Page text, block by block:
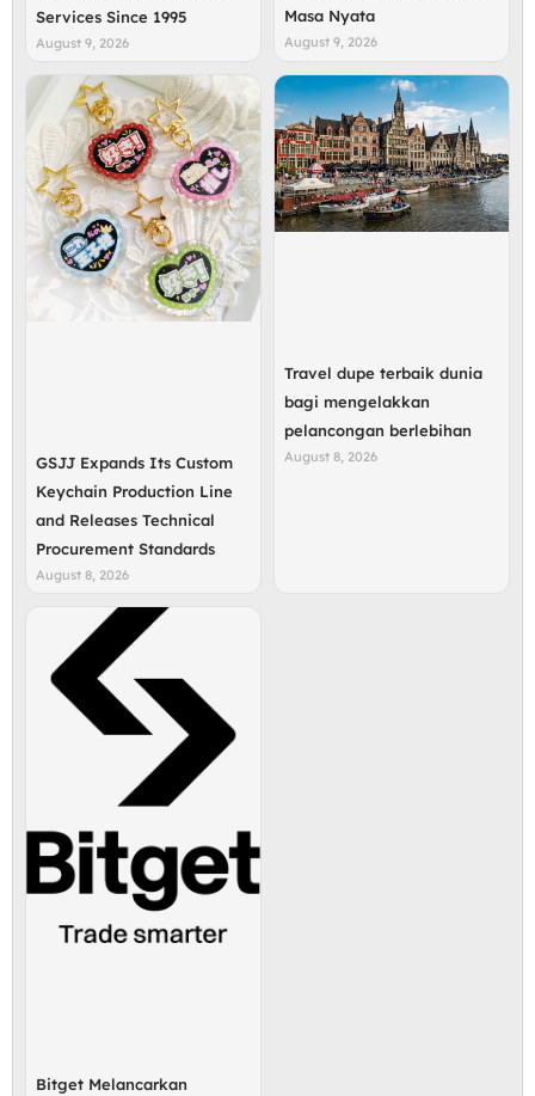
Services Since 1995
August 9, 2026
Masa Nyata
August 9, 2026
GSJJ Expands Its Custom
Keychain Production Line
and Releases Technical
Procurement Standards
August 8, 2026
Travel dupe terbaik dunia
bagi mengelakkan
pelancongan berlebihan
August 8, 2026
Bitget Melancarkan